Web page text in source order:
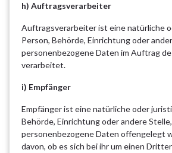
h) Auftragsverarbeiter
Auftragsverarbeiter ist eine natürliche
Person, Behörde, Einrichtung oder
personenbezogene Daten im Auftrag
verarbeitet.
i) Empfänger
Empfänger ist eine natürliche oder
Behörde, Einrichtung oder andere
personenbezogene Daten offengelegt
davon, ob es sich bei ihr um einen